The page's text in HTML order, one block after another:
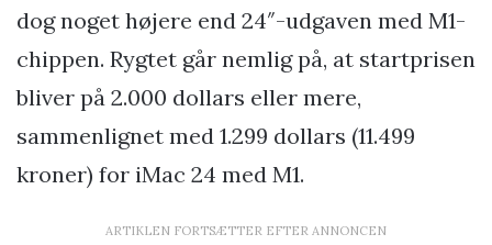
dog noget højere end 24″-udgaven med M1-
chippen. Rygtet går nemlig på, at startprisen
bliver på 2.000 dollars eller mere,
sammenlignet med 1.299 dollars (11.499
kroner) for iMac 24 med M1.
ARTIKLEN FORTSÆTTER EFTER ANNONCEN